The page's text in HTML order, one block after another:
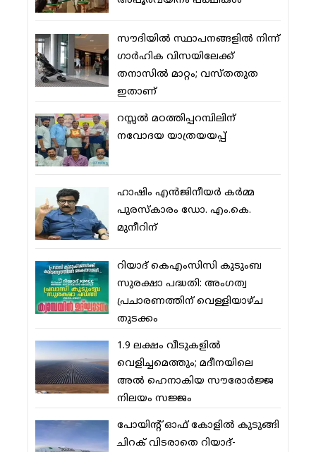
സൗദിയില്‍ സ്ഥാപനങ്ങളില്‍ നിന്ന്
ഗാര്‍ഹിക വിസയിലേക്ക്
തനാസില്‍ മാറ്റം; വസ്തതുത
ഇതാണ്
റസ്സല്‍ മഠത്തിപ്പറമ്പിലിന്
നവോദയ യാത്രയയപ്പ്
ഹാഷിം എന്‍ജിനീയര്‍ കര്‍മ്മ
പുരസ്‌കാരം ഡോ. എം.കെ.
മുനീറിന്
റിയാദ് കെഎംസിസി കുടുംബ
സുരക്ഷാ പദ്ധതി: അംഗത്വ
പ്രചാരണത്തിന് വെള്ളിയാഴ്ച
തുടക്കം
1.9 ലക്ഷം വീടുകളില്‍
വെളിച്ചമെത്തും; മദീനയിലെ
അല്‍ ഹെനാകിയ സൗരോര്‍ജ്ജ
നിലയം സജ്ജം
പോയിന്റ് ഓഫ് കോളില്‍ കുടുങ്ങി
ചിറക് വിടരാതെ റിയാദ്-